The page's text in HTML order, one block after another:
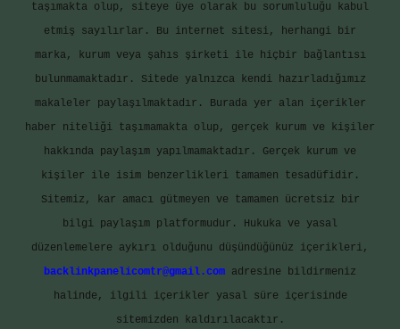
taşımakta olup, siteye üye olarak bu sorumluluğu kabul
etmiş sayılırlar. Bu internet sitesi, herhangi bir
marka, kurum veya şahıs şirketi ile hiçbir bağlantısı
bulunmamaktadır. Sitede yalnızca kendi hazırladığımız
makaleler paylaşılmaktadır. Burada yer alan içerikler
haber niteliği taşımamakta olup, gerçek kurum ve kişiler
hakkında paylaşım yapılmamaktadır. Gerçek kurum ve
kişiler ile isim benzerlikleri tamamen tesadüfidir.
Sitemiz, kar amacı gütmeyen ve tamamen ücretsiz bir
bilgi paylaşım platformudur. Hukuka ve yasal
düzenlemelere aykırı olduğunu düşündüğünüz içerikleri,
backlinkpanelicomtr@gmail.com adresine bildirmeniz
halinde, ilgili içerikler yasal süre içerisinde
sitemizden kaldırılacaktır.